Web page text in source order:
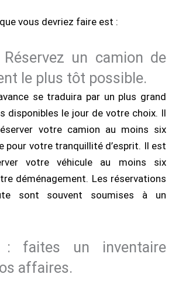
vous devriez faire est :
un camion de
le plus tôt possible.
se traduira par un plus grand
disponibles le jour de votre choix. Il
votre camion au moins six
pour votre tranquillité d’esprit. Il est
votre véhicule au moins six
déménagement. Les réservations
sont souvent soumises à un
: faites un inventaire
affaires.